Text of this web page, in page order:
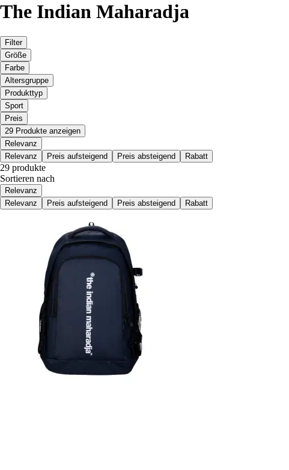
The Indian Maharadja
Filter
Größe
Farbe
Altersgruppe
Produkttyp
Sport
Preis
29 Produkte anzeigen
Relevanz
Relevanz
Preis aufsteigend Preis absteigend Rabatt
29 produkte
Sortieren nach
Relevanz
Relevanz
Preis aufsteigend Preis absteigend Rabatt